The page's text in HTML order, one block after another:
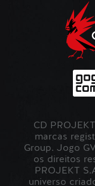
CD
marcas
Group. Jogo
os direitos
PROJEKT
universo